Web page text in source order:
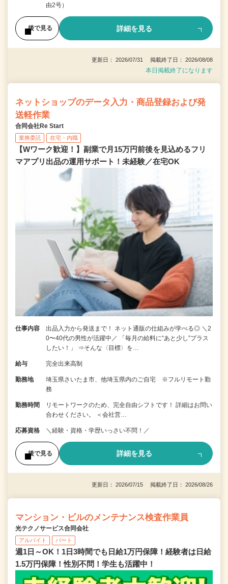
由2号）
後で見る 詳細を見る
更新日： 2026/07/31 掲載終了日： 2026/08/08
本日掲載終了になります
ネットショップのデータ入力・商品登録および発
送軽作業
合同会社Re Start
業務委託 在宅・内職
【Wワーク歓迎！】副業で月15万円前後を見込めるフリ
マアプリ出品の運用サポート！未経験／在宅OK
仕事内容
出品入力から発送まで！ ネット通販の仕組みが学べる◎ ＼2
0〜40代の男性が活躍中／ 「毎月の給料に“あと少し”プラス
したい！」 ⇒そんな〈目標〉を…
給与 完全出来高制
勤務地
埼玉県さいたま市、他埼玉県内のご自宅 ※フルリモート勤
務
勤務時間
リモートワークのため、完全自由シフトです！ 詳細はお問い
合わせください。 ＜会社営…
応募資格 ＼経験・資格・学歴いっさい不問！／
後で見る 詳細を見る
更新日： 2026/07/15 掲載終了日： 2026/08/26
マンション・ビルのメンテナンス検査作業員
光テクノサービス合同会社
アルバイト パート
週1日～OK！1日3時間でも日給1万円保障！経験者は日給
1.5万円保障！性別不問！学生も活躍中！